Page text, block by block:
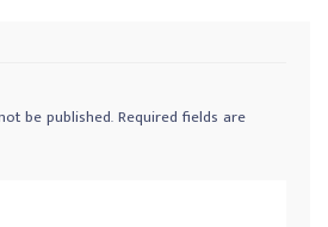
be published.Required fields are